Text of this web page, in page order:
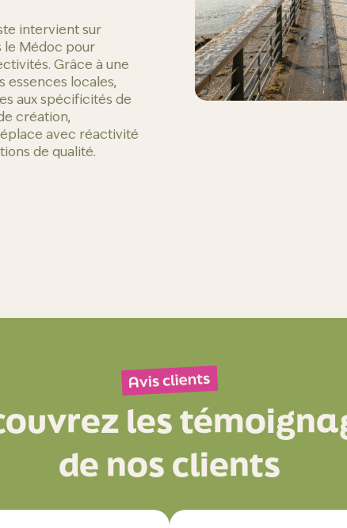
intervient sur
le Médoc pour
Grâce à une
essences locales,
aux spécificités de
création,
avec réactivité
de qualité.
les
de nos clients